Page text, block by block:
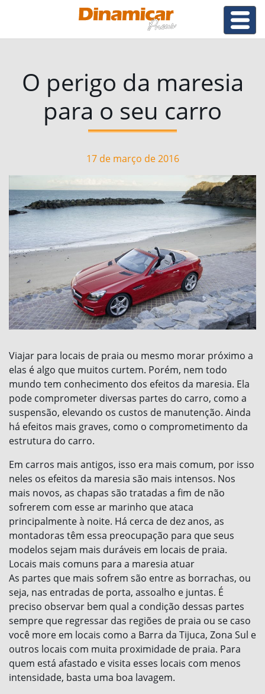
O perigo da maresia
para o seu carro
17 de março de 2016
Viajar para locais de praia ou mesmo morar próximo a
elas é algo que muitos curtem. Porém, nem todo
mundo tem conhecimento dos efeitos da maresia. Ela
pode comprometer diversas partes do carro, como a
suspensão, elevando os custos de manutenção. Ainda
há efeitos mais graves, como o comprometimento da
estrutura do carro.
Em carros mais antigos, isso era mais comum, por isso
neles os efeitos da maresia são mais intensos. Nos
mais novos, as chapas são tratadas a fim de não
sofrerem com esse ar marinho que ataca
principalmente à noite. Há cerca de dez anos, as
montadoras têm essa preocupação para que seus
modelos sejam mais duráveis em locais de praia.
Locais mais comuns para a maresia atuar
As partes que mais sofrem são entre as borrachas, ou
seja, nas entradas de porta, assoalho e juntas. É
preciso observar bem qual a condição dessas partes
sempre que regressar das regiões de praia ou se caso
você more em locais como a Barra da Tijuca, Zona Sul e
outros locais com muita proximidade de praia. Para
quem está afastado e visita esses locais com menos
intensidade, basta uma boa lavagem.